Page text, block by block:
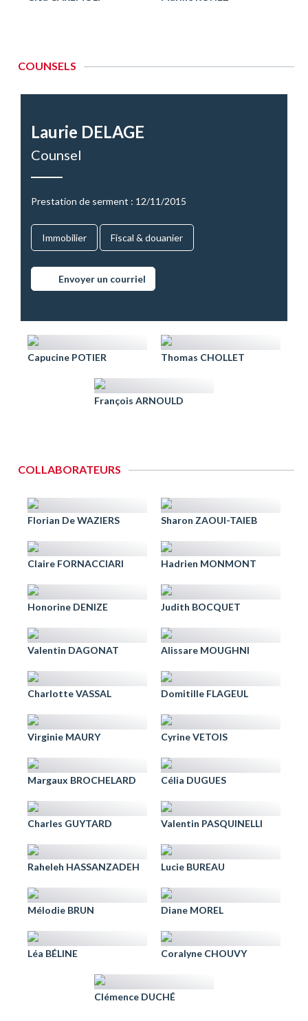
COUNSELS
Capucine POTIER Thomas CHOLLET
Laurie DELAGE
Counsel
Prestation de serment : 12/11/2015
Immobilier Fiscal & douanier
Envoyer un courriel
François ARNOULD
COLLABORATEURS
Florian De WAZIERS Sharon ZAOUI-TAIEB
Claire FORNACCIARI Hadrien MONMONT
Honorine DENIZE Judith BOCQUET
Valentin DAGONAT Alissare MOUGHNI
Charlotte VASSAL Domitille FLAGEUL
Virginie MAURY Cyrine VETOIS
Margaux BROCHELARD Célia DUGUES
Charles GUYTARD Valentin PASQUINELLI
Raheleh HASSANZADEH Lucie BUREAU
Mélodie BRUN Diane MOREL
Léa BÉLINE Coralyne CHOUVY
Clémence DUCHÉ